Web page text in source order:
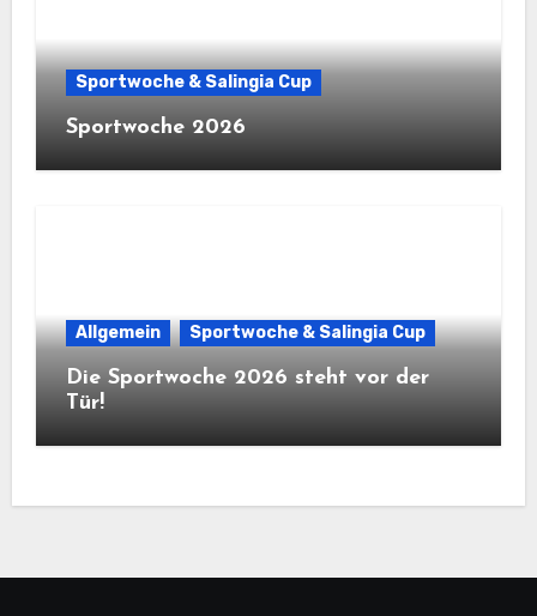
Sportwoche & Salingia Cup
Sportwoche 2026
Allgemein Sportwoche & Salingia Cup
Die Sportwoche 2026 steht vor der
Tür!